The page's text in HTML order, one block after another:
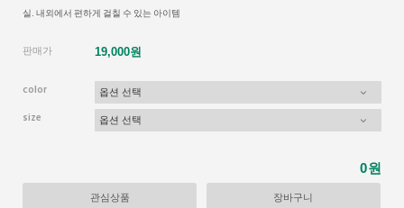
실. 내외에서 편하게 걸칠 수 있는 아이템
판매가 19,000원
color
size
0원
관심상품 장바구니